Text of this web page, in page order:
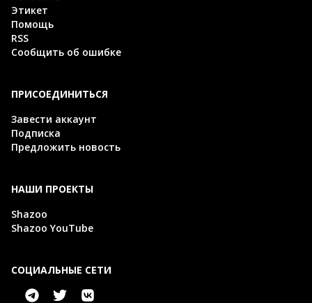
Этикет
Помощь
RSS
Сообщить об ошибке
ПРИСОЕДИНИТЬСЯ
Завести аккаунт
Подписка
Предложить новость
НАШИ ПРОЕКТЫ
Shazoo
Shazoo YouTube
СОЦИАЛЬНЫЕ СЕТИ